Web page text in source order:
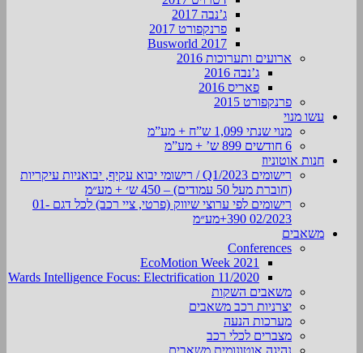
ג’נבה 2017
פרנקפורט 2017
Busworld 2017
ארועים ותערוכות 2016
ג’נבה 2016
פאריס 2016
פרנקפורט 2015
עשו מנוי
מנוי שנתי 1,099 ש”ח + מע”מ
6 חודשים 899 ש’ + מע”מ
חנות אוטוניוז
רישומים Q1/2023 / רישומי יבוא עקיף, יבואניות עיקריות
(חוברת מעל 50 עמודים) – 450 ש׳ + מע״מ
רישומים לפי ערוצי שיווק (פרטי, ציי רכב) לכל דגם 01-
02/2023 390+מע״מ
משאבים
Conferences
EcoMotion Week 2021
Wards Intelligence Focus: Electrification 11/2020
משאבים השקות
יצרניות רכב משאבים
מערכות הנעה
מצברים לכלי רכב
נהיגה אוטונומית משאבים